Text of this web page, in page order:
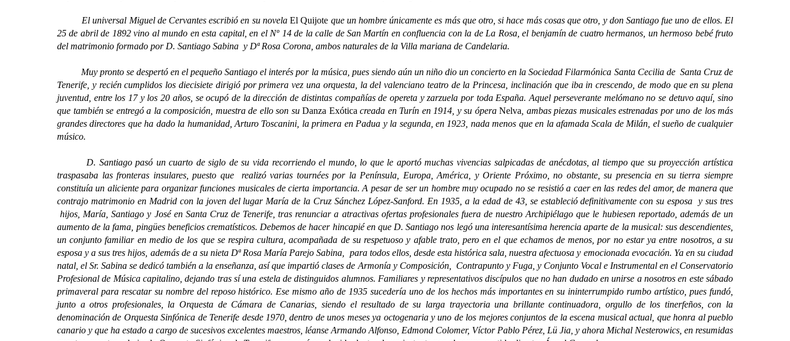
El universal Miguel de Cervantes escribió en su novelaEl Quijote que un hombre únicamente es más que otro, si hace más cosas que otro, y don Santiago fue uno de ellos. El
25 de abril de 1892 vino al mundo en esta capital, en el Nº 14 de la calle de San Martín en confluencia con la de La Rosa, el benjamín de cuatro hermanos, un hermoso bebé fruto
del matrimonio formado por D. Santiago Sabina y Dª Rosa Corona, ambos naturales de la Villa mariana de Candelaria.
Muy pronto se despertó en el pequeño Santiago el interés por la música, pues siendo aún un niño dio un concierto en la Sociedad Filarmónica Santa Cecilia de Santa Cruz de
Tenerife, y recién cumplidos los diecisiete dirigió por primera vez una orquesta, la del valenciano teatro de la Princesa, inclinación que iba in crescendo, de modo que en su plena
juventud, entre los 17 y los 20 años, se ocupó de la dirección de distintas compañías de opereta y zarzuela por toda España. Aquel perseverante melómano no se detuvo aquí, sino
que también se entregó a la composición, muestra de ello son suDanza Exótica creada en Turín en 1914, y su óperaNelva , ambas piezas musicales estrenadas por uno de los más
grandes directores que ha dado la humanidad, Arturo Toscanini, la primera en Padua y la segunda, en 1923, nada menos que en la afamada Scala de Milán, el sueño de cualquier
músico.
D. Santiago pasó un cuarto de siglo de su vida recorriendo el mundo, lo que le aportó muchas vivencias salpicadas de anécdotas, al tiempo que su proyección artística
traspasaba las fronteras insulares, puesto que realizó varias tournées por la Península, Europa, América, y Oriente Próximo, no obstante, su presencia en su tierra siempre
constituía un aliciente para organizar funciones musicales de cierta importancia. A pesar de ser un hombre muy ocupado no se resistió a caer en las redes del amor, de manera que
contrajo matrimonio en Madrid con la joven del lugar María de la Cruz Sánchez López-Sanford. En 1935, a la edad de 43, se estableció definitivamente con su esposa y sus tres
hijos, María, Santiago y José en Santa Cruz de Tenerife, tras renunciar a atractivas ofertas profesionales fuera de nuestro Archipiélago que le hubiesen reportado, además de un
aumento de la fama, pingües beneficios crematísticos. Debemos de hacer hincapié en que D. Santiago nos legó una interesantísima herencia aparte de la musical: sus descendientes,
un conjunto familiar en medio de los que se respira cultura, acompañada de su respetuoso y afable trato, pero en el que echamos de menos, por no estar ya entre nosotros, a su
esposa y a sus tres hijos, además de a su nieta Dª Rosa María Parejo Sabina, para todos ellos, desde esta histórica sala, nuestra afectuosa y emocionada evocación. Ya en su ciudad
natal, el Sr. Sabina se dedicó también a la enseñanza, así que impartió clases de Armonía y Composición, Contrapunto y Fuga, y Conjunto Vocal e Instrumental en el Conservatorio
Profesional de Música capitalino, dejando tras sí una estela de distinguidos alumnos. Familiares y representativos discípulos que no han dudado en unirse a nosotros en este sábado
primaveral para rescatar su nombre del reposo histórico. Ese mismo año de 1935 sucedería uno de los hechos más importantes en su ininterrumpido rumbo artístico, pues fundó,
junto a otros profesionales, la Orquesta de Cámara de Canarias, siendo el resultado de su larga trayectoria una brillante continuadora, orgullo de los tinerfeños, con la
denominación de Orquesta Sinfónica de Tenerife desde 1970, dentro de unos meses ya octogenaria y uno de los mejores conjuntos de la escena musical actual, que honra al pueblo
canario y que ha estado a cargo de sucesivos excelentes maestros, léanse Armando Alfonso, Edmond Colomer, Víctor Pablo Pérez, Lü Jia, y ahora Michal Nesterowics, en resumidas